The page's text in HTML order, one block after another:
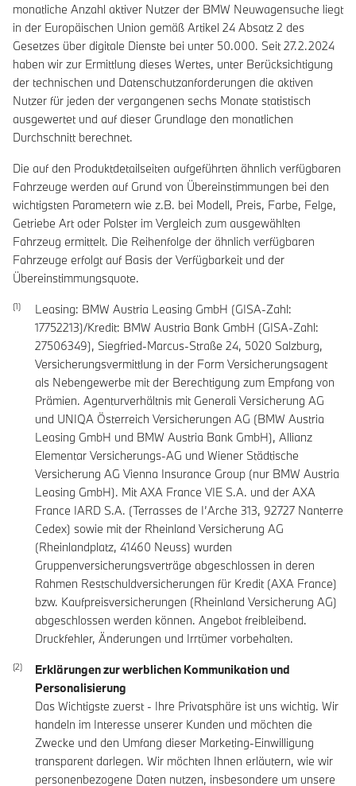
monatliche Anzahl aktiver Nutzer der BMW Neuwagensuche liegt
in der Europäischen Union gemäß Artikel 24 Absatz 2 des
Gesetzes über digitale Dienste bei unter 50.000. Seit 27.2.2024
haben wir zur Ermittlung dieses Wertes, unter Berücksichtigung
der technischen und Datenschutzanforderungen die aktiven
Nutzer für jeden der vergangenen sechs Monate statistisch
ausgewertet und auf dieser Grundlage den monatlichen
Durchschnitt berechnet.
Die auf den Produktdetailseiten aufgeführten ähnlich verfügbaren
Fahrzeuge werden auf Grund von Übereinstimmungen bei den
wichtigsten Parametern wie z.B. bei Modell, Preis, Farbe, Felge,
Getriebe Art oder Polster im Vergleich zum ausgewählten
Fahrzeug ermittelt. Die Reihenfolge der ähnlich verfügbaren
Fahrzeuge erfolgt auf Basis der Verfügbarkeit und der
Übereinstimmungsquote.
Leasing: BMW Austria Leasing GmbH (GISA-Zahl:
17752213)/Kredit: BMW Austria Bank GmbH (GISA-Zahl:
27506349), Siegfried-Marcus-Straße 24, 5020 Salzburg,
Versicherungsvermittlung in der Form Versicherungsagent
als Nebengewerbe mit der Berechtigung zum Empfang von
Prämien. Agenturverhältnis mit Generali Versicherung AG
und UNIQA Österreich Versicherungen AG (BMW Austria
Leasing GmbH und BMW Austria Bank GmbH), Allianz
Elementar Versicherungs-AG und Wiener Städtische
Versicherung AG Vienna Insurance Group (nur BMW Austria
Leasing GmbH). Mit AXA France VIE S.A. und der AXA
France IARD S.A. (Terrasses de I’Arche 313, 92727 Nanterre
Cedex) sowie mit der Rheinland Versicherung AG
(Rheinlandplatz, 41460 Neuss) wurden
Gruppenversicherungsverträge abgeschlossen in deren
Rahmen Restschuldversicherungen für Kredit (AXA France)
bzw. Kaufpreisversicherungen (Rheinland Versicherung AG)
abgeschlossen werden können. Angebot freibleibend.
Druckfehler, Änderungen und Irrtümer vorbehalten.
Erklärungen zur werblichen Kommunikation und
Personalisierung
Das Wichtigste zuerst - Ihre Privatsphäre ist uns wichtig. Wir
handeln im Interesse unserer Kunden und möchten die
Zwecke und den Umfang dieser Marketing-Einwilligung
transparent darlegen. Wir möchten Ihnen erläutern, wie wir
personenbezogene Daten nutzen, insbesondere um unsere